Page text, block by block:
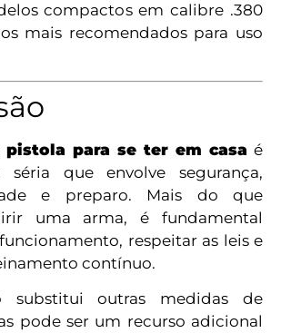
compactos em calibre .380
mais recomendados para uso
pistola para se ter em casa é
séria que envolve segurança,
e preparo. Mais do que
uma arma, é fundamental
respeitar as leis e
contínuo.
substitui outras medidas de
pode ser um recurso adicional